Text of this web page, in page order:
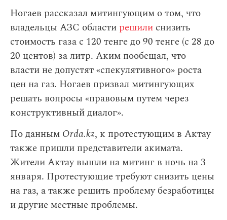
Ногаев рассказал митингующим о том, что
владельцы АЗС области решили снизить
стоимость газа с 120 тенге до 90 тенге (с 28 до
20 центов) за литр. Аким пообещал, что
власти не допустят «спекулятивного» роста
цен на газ. Ногаев призвал митингующих
решать вопросы «правовым путем через
конструктивный диалог».
По данным Orda.kz, к протестующим в Актау
также пришли представители акимата.
Жители Актау вышли на митинг в ночь на 3
января. Протестующие требуют снизить цены
на газ, а также решить проблему безработицы
и другие местные проблемы.